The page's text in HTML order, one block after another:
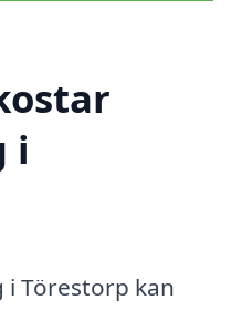
i
Törestorp kan